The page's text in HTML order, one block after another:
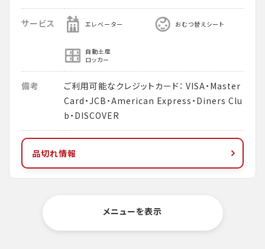
サービス エレベーター おむつ替えシート
自動土産
ロッカー
備考
ご利用可能なクレジットカード： VISA・Master
Card・JCB・American Express・Diners Clu
b・DISCOVER
品切れ情報
メニューを表示